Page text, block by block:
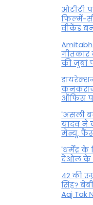
ओटीटी
फिल्में-
वीकेंड
गीतकार
की जुबां
ऑफिस
'असली
यादव ने
मेन्यू, फैंस
'धर्मेंद्र
देओल के
42 की
सिंह?
Aaj Tak